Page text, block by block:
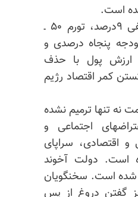
است.
با رشد اقتصادی منفی ۹درصد، تورم ۵۰ ـ
پنجاه درصدی و
ارزش پول با حذف
کمر اقتصاد رژیم
نه تنها ترمیم نشده
اجتماعی و
سراپای
است. دولت آخوند
شده است. سخنگویان
گفتن دروغ از پس